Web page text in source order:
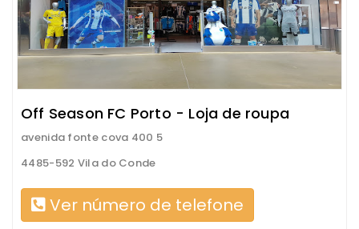
Off Season FC Porto - Loja de roupa
avenida fonte cova 400 5
4485-592 Vila do Conde
Ver número de telefone